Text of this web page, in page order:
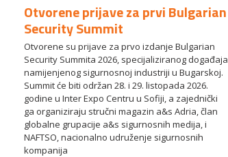
Otvorene prijave za prvi Bulgarian
Security Summit
Otvorene su prijave za prvo izdanje Bulgarian
Security Summita 2026, specijaliziranog događaja
namijenjenog sigurnosnoj industriji u Bugarskoj.
Summit će biti održan 28. i 29. listopada 2026.
godine u Inter Expo Centru u Sofiji, a zajednički
ga organiziraju stručni magazin a&s Adria, član
globalne grupacije a&s sigurnosnih medija, i
NAFTSO, nacionalno udruženje sigurnosnih
kompanija